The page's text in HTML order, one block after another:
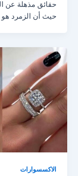
حقائق مذهلة عن
حيث أن الزمرد هو
الاكسسوارات